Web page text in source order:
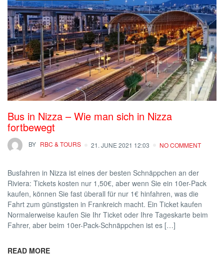
Bus in Nizza – Wie man sich in Nizza
fortbewegt
BY RBC & TOURS 21. JUNE 2021 12:03 NO COMMENT
Busfahren in Nizza ist eines der besten Schnäppchen an der
Riviera: Tickets kosten nur 1,50€, aber wenn Sie ein 10er-Pack
kaufen, können Sie fast überall für nur 1€ hinfahren, was die
Fahrt zum günstigsten in Frankreich macht. Ein Ticket kaufen
Normalerweise kaufen Sie Ihr Ticket oder Ihre Tageskarte beim
Fahrer, aber beim 10er-Pack-Schnäppchen ist es […]
READ MORE